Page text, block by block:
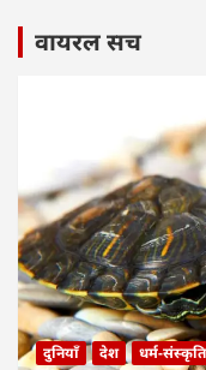
वायरल सच
दुनियाँ देश धर्म-संस्कृति